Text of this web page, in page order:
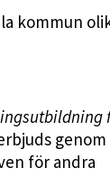
kommun
genom
för andra